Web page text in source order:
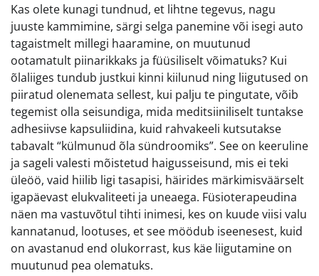
Kas olete kunagi tundnud, et lihtne tegevus, nagu
juuste kammimine, särgi selga panemine või isegi auto
tagaistmelt millegi haaramine, on muutunud
ootamatult piinarikkaks ja füüsiliselt võimatuks? Kui
õlaliiges tundub justkui kinni kiilunud ning liigutused on
piiratud olenemata sellest, kui palju te pingutate, võib
tegemist olla seisundiga, mida meditsiiniliselt tuntakse
adhesiivse kapsuliidina, kuid rahvakeeli kutsutakse
tabavalt “külmunud õla sündroomiks”. See on keeruline
ja sageli valesti mõistetud haigusseisund, mis ei teki
üleöö, vaid hiilib ligi tasapisi, häirides märkimisväärselt
igapäevast elukvaliteeti ja uneaega. Füsioterapeudina
näen ma vastuvõtul tihti inimesi, kes on kuude viisi valu
kannatanud, lootuses, et see möödub iseenesest, kuid
on avastanud end olukorrast, kus käe liigutamine on
muutunud pea olematuks.